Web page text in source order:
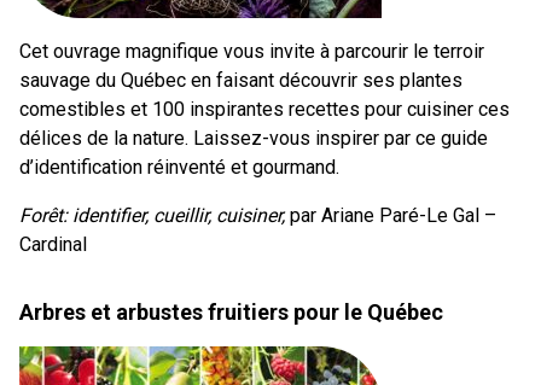
Cet ouvrage magnifique vous invite à parcourir le terroir
sauvage du Québec en faisant découvrir ses plantes
comestibles et 100 inspirantes recettes pour cuisiner ces
délices de la nature. Laissez-vous inspirer par ce guide
d’identification réinventé et gourmand.
Forêt: identifier, cueillir, cuisiner,par Ariane Paré-Le Gal –
Cardinal
Arbres et arbustes fruitiers pour le Québec